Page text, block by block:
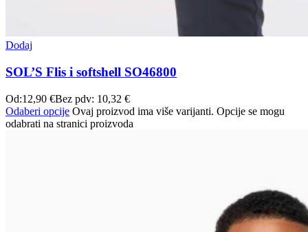
Dodaj
SOL’S Flis i softshell SO46800
Od:12,90 €Bez pdv: 10,32 €
Odaberi opcije Ovaj proizvod ima više varijanti. Opcije se mogu
odabrati na stranici proizvoda